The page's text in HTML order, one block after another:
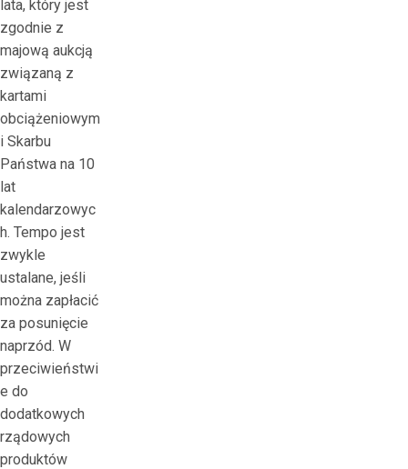
lata, który jest
zgodnie z
majową aukcją
związaną z
kartami
obciążeniowym
i Skarbu
Państwa na 10
lat
kalendarzowyc
h. Tempo jest
zwykle
ustalane, jeśli
można zapłacić
za posunięcie
naprzód. W
przeciwieństwi
e do
dodatkowych
rządowych
produktów
н
т
е
р
н
е
т
е
с
б
е
з
д
е
п
о
з
и
т
н